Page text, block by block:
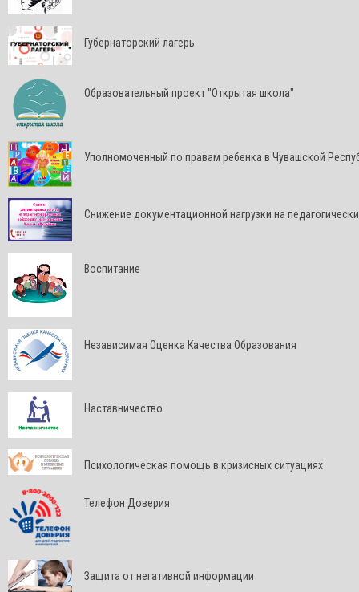
Губернаторский лагерь
Образовательный проект "Открытая школа"
Уполномоченный по правам ребенка в Чувашской
Снижение документационной нагрузки на
Воспитание
Независимая Оценка Качества Образования
Наставничество
Психологическая помощь в кризисных ситуациях
Телефон Доверия
Защита от негативной информации